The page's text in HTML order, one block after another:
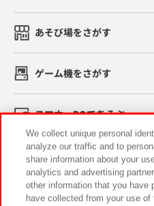
あそび場をさがす
ゲーム機をさがす
スマホ・PCであそぶ
イベント・キャンペーン
We collect unique personal
analyze our traffic and to
share information about your
analytics and advertising
other information that you have
have collected from your use